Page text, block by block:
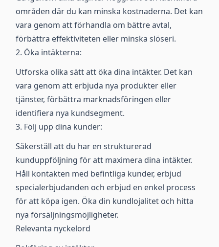
områden där du kan minska kostnaderna. Det kan
vara genom att förhandla om bättre avtal,
förbättra effektiviteten eller minska slöseri.
2. Öka intäkterna:
Utforska olika sätt att öka dina intäkter. Det kan
vara genom att erbjuda nya produkter eller
tjänster, förbättra marknadsföringen eller
identifiera nya kundsegment.
3. Följ upp dina kunder:
Säkerställ att du har en strukturerad
kunduppföljning för att maximera dina intäkter.
Håll kontakten med befintliga kunder, erbjud
specialerbjudanden och erbjud en enkel process
för att köpa igen. Öka din kundlojalitet och hitta
nya försäljningsmöjligheter.
Relevanta nyckelord